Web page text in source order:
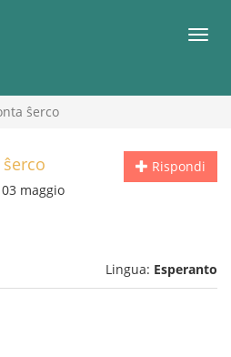
ŝerco
Rispondi
03 maggio
Lingua: Esperanto